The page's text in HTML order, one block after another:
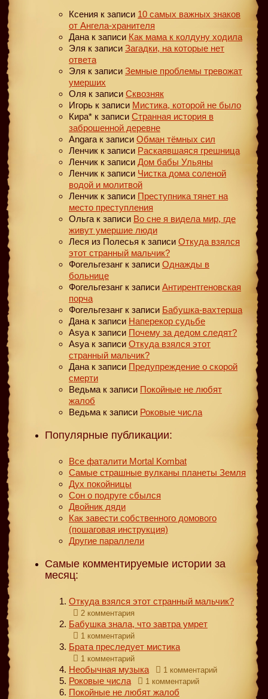
Ксения к записи 10 самых важных знаков
от Ангела-хранителя
Дана к записи Как мама к колдуну ходила
Эля к записи Загадки, на которые нет
ответа
Эля к записи Земные проблемы тревожат
умерших
Оля к записи Сквозняк
Игорь к записи Мистика, которой не было
Кира* к записи Странная история в
заброшенной деревне
Angara к записи Обман тёмных сил
Ленчик к записи Раскаявшаяся грешница
Ленчик к записи Дом бабы Ульяны
Ленчик к записи Чистка дома соленой
водой и молитвой
Ленчик к записи Преступника тянет на
место преступления
Ольга к записи Во сне я видела мир, где
живут умершие люди
Леся из Полесья к записи Откуда взялся
этот странный мальчик?
Фогельгезанг к записи Однажды в
больнице
Фогельгезанг к записи Антирентгеновская
порча
Фогельгезанг к записи Бабушка-вахтерша
Дана к записи Наперекор судьбе
Asya к записи Почему за дедом следят?
Asya к записи Откуда взялся этот
странный мальчик?
Дана к записи Предупреждение о скорой
смерти
Ведьма к записи Покойные не любят
жалоб
Ведьма к записи Роковые числа
Популярные публикации:
Все фаталити Mortal Kombat
Самые страшные вулканы планеты Земля
Дух покойницы
Сон о подруге сбылся
Двойник дяди
Как завести собственного домового
(пошаговая инструкция)
Другие параллели
Самые комментируемые истории за
месяц:
Откуда взялся этот странный мальчик?
2 комментария
Бабушка знала, что завтра умрет
1 комментарий
Брата преследует мистика
1 комментарий
Необычная музыка 1 комментарий
Роковые числа 1 комментарий
Покойные не любят жалоб